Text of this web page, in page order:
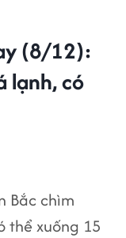
(8/12):
lạnh, có
Bắc chìm
thể xuống 15